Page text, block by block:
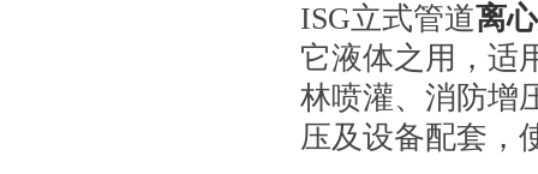
ISG立式管道离
它液体之用，适
林喷灌、消防增
压及设备配套，